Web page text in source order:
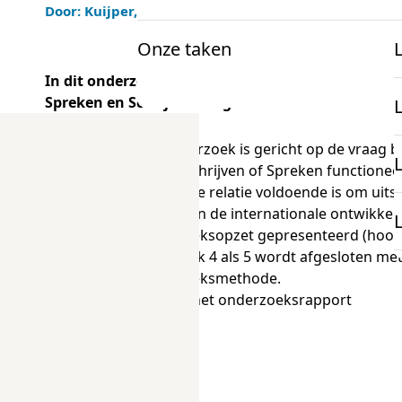
Onze taken
Over examens
mbo Nederlandse taal
mbo Engels
docentenparticipatie
Onderzoek
Projecten
Door: Kuijper, H., Bergsma, A., & Bechger, T.
In dit onderzoeksrapport lees je over het
Spreken en Schrijven Programma I.
Het onderzoek is gericht op de vraag
niveau Schrijven of Spreken
en of deze relatie voldoende is om
schets van de internationale
onderzoeksopzet gepresenteerd
hoofdstuk 4 als 5 wordt afgesloten
onderzoeksmethode.
Ga naar het onderzoeksrapport